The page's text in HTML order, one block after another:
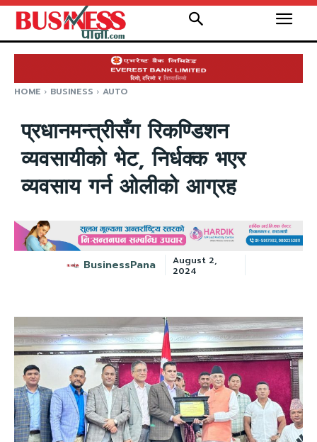
HOME BUSINESS AUTO
प्रधानमन्त्रीसँग रिकण्डिशन
व्यवसायीको भेट, निर्धक्क भएर
व्यवसाय गर्न ओलीको आग्रह
BusinessPana
August 2,
2024